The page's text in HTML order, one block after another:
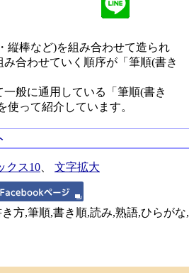
縦棒など)を組み合わせて造られ
合わせていく順序が「筆順(書き
般に通用している「筆順(書き
使って紹介しています。
クス10 文字拡大
方,筆順,書き順,読み,熟語,ひらがな,